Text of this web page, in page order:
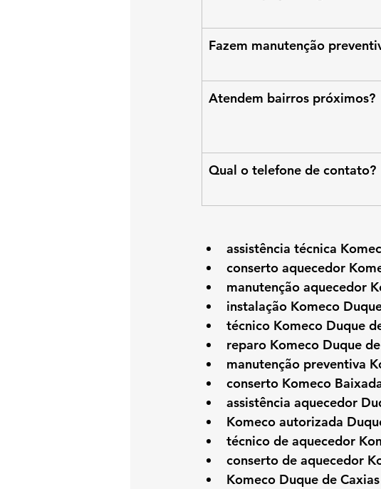
Fazem manutenção
Atendem bairros próximos?
Qual o telefone de contato?
assistência técnica
conserto aquecedor
manutenção aquecedor
instalação Komeco
técnico Komeco Duque
reparo Komeco Duque
manutenção preventiva
conserto Komeco
assistência aquecedor
Komeco autorizada
técnico de aquecedor
conserto de aquecedor
Komeco Duque de Caxias